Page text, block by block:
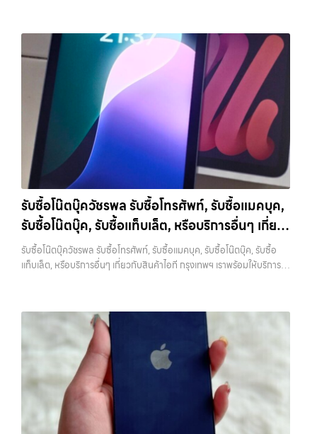
ถือ.com” เราเข้าใจดีว่าอุปกรณ์แต่ละชิ้นไม่ใช่แค่เครื่องใช้ไฟฟ้า แต่เป็น
ทรัพย์สินที่มีมูลค่า คุณอาจต้องการเปลี่ยนรุ่น หรือต้องการเงินด่วน เราจึง
มอบบริการประเมินสภาพเครื่อง ฟรี ปราบปรามความยุ่งยากทั้งหลาย โดย
เน้น โปร่งใส มั่นใจได้ และจ่ายเงินทันทีเมื่อตกลงซื้อขายสำเร็จ บริการของเรา
ครอบคลุมทั้ง iPhone สายใหม่-เก่า, Samsung ทุกรุ่น, iPad และแท็บเล็ต
ทุกแบรนด์ เรารับถึงแม้จะอยู่ในสภาพใช้งานแล้ว ตกแต่งแล้ว หรือมีรอยบ้าง
เพราะมูลค่าของเครื่องไม่ได้ขึ้นอยู่แค่ยี่ห้อ แต่ขึ้นอยู่กับสภาพจริง ความครบ
ชุด และความสะดวกในการขายของคุณ เราจึงตั้งใจให้บริการในเขต
ลาดพร้าว, รัชดา, บางรัก, แจ้งวัฒนะ, บางแค, วัชรพล, รามอินทรา, บางนา,
บางพลี, เกษตรนวมินทร์, เสนานิคม, วังหิน อย่างเต็มที่ ไม่ว่าคุณจะค้นหาคำ
ว่า “รับซื้อมือถือใกล้ฉัน”, “รับซื้อโทรศัพท์มือสองกรุงเทพ”, “ขาย iPad ได้
ราคา”, “รับซื้อแท็บเล็ต กรุงเทพถึงที่”, หรือ “รับซื้อ Samsung มือสอง
ราคาสูง” — ที่นี่คือคำตอบ เพราะบริการของเรามุ่งตรงให้คุณได้รับราคาและ
ความสะดวกสบายที่เหนือกว่า เลือกเราแล้วคุณจะได้บริการที่คุณไว้วางใจ
พร้อมทีมงานที่พร้อมอำนวยความสะดวก นัดรับถึงที่ ตรวจสภาพอย่างมือ
อาชีพ และจ่ายเงินทันที ทั้งหมดนี้เพื่อให้การขายอุปกรณ์ของคุณเป็นเรื่อง
ง่ายขึ้น ดีกว่า รวดเร็วกว่า และคุ้มค่ากว่า ทำไมต้องเลือกเรา ผู้เชี่ยวชาญด้าน
บางรัก, แจ้งวัฒนะ, บางแค, วัชรพล, รามอินทรา, รวมถึง บางนา, บางพลี,
เกษตรนวมินทร์, เสนานิคม, วังหินไม่ว่าคุณจะต้องการ รับซื้อโทรศัพท์, รับ
ซื้อแมคบุค, รับซื้อโน๊ตบุ๊ค, รับซื้อแท็บเล็ต, หรือบริการอื่นๆ เกี่ยวกับสินค้า
ไอที กรุงเทพฯ – เราพร้อมให้บริการครบวงจร บริการของเรา เราให้บริการ
แบบครบวงจรสำหรับลูกค้าที่ต้องการขายอุปกรณ์ไอที ไม่ว่าจะเป็น: รับซื้อไอ
โฟน…
วัชรพล รามอินทรา รับซื้อมือถือบางรัก — ผู้เชี่ยวชาญด้านการให้บริการ รับ
ซื้อมือถือ iPhone, Samsung, ไอแพด แท็บเล็ตทุกยี่ห้อ ในราคาสูง พร้อม
จ่ายเงินทันที รับซื้อมือถือบางรัก ผู้เชี่ยวชาญด้านการให้บริการ รับซื้อมือถือ
iPhone, Samsung, ไอแพด แท็บเล็ตทุกยี่ห้อ ในราคาสูง พร้อมจ่ายเงิน
ทันที บริการถึงพื้นที่… รับซื้อมือถือบางรัก บริการถึงพื้นที่ เขตลาดพร้าว,
รัชดา, บางรัก, แจ้งวัฒนะ, บางแค, วัชรพล, รามอินทรา — นัดรับสะดวกทุก
เขต ประสบการณ์เหนือระดับกับการ รับซื้อไอโฟน, รับซื้อไอแพด, รับซื้อมือ
ถือ ยินดีต้อนรับสู่ “รับซื้อขายมือถือ.com” เว็บไซต์ที่คุณไว้วางใจได้ สำหรับ
บริการ รับซื้อ มือถือ iPhone, Samsung, iPad, แท็บเล็ต ทุกยี่ห้อ ให้ราคา
สูง พร้อมจ่ายเงินทันที ครอบคลุมพื้นที่ ลาดพร้าว, รัชดา, บางรัก,
แจ้งวัฒนะ, บางแค, วัชรพล, รามอินทรา และเขตกรุงเทพฯ ใกล้ “ใกล้ ฉัน”
ที่สุด ในยุคที่สมาร์ทโฟน แท็บเล็ต และอุปกรณ์ไอทีใหม่ๆ เปลี่ยนรุ่นกันแทบ
ทุกช่วงเวลา อุปกรณ์ที่คุณใช้แล้วอาจกลายเป็นของที่ไม่ได้ใช้งานอยู่เฉยๆ
เว็บไซต์ของเราจึงเกิดขึ้นเพื่อเป็นทางเลือกให้คุณสามารถเปลี่ยนอุปกรณ์ที่
ไม่ใช้แล้วให้กลายเป็นเงินสดได้ทันที ด้วยบริการ รับซื้อไอโฟน, รับซื้อไอแพด,
รับซื้อมือถือ, รับซื้อโทรศัพท์, รับซื้อโน๊ตบุ๊ค, รับซื้อแท็บเล็ต, รับซื้อสินค้าไอที
กรุงเทพมหานคร อย่างครบวงจร ไม่ว่าคุณจะอยู่โซนเมืองหรือเขตชานเมือง
แค่เครื่องใช้ไฟฟ้า แต่เป็นทรัพย์สินที่มีมูลค่า คุณอาจต้องการเปลี่ยนรุ่น หรือ
ต้องการเงินด่วน เราจึงมอบบริการประเมินสภาพเครื่อง ฟรี ปราบปราม
ความยุ่งยากทั้งหลาย โดยเน้น โปร่งใส มั่นใจได้ และจ่ายเงินทันทีเมื่อตกลง
ซื้อขายสำเร็จ บริการของเราครอบคลุมทั้ง iPhone สายใหม่-เก่า,
Samsung ทุกรุ่น, iPad และแท็บเล็ตทุกแบรนด์ เรารับถึงแม้จะอยู่ในสภาพ
ใช้งานแล้ว ตกแต่งแล้ว หรือมีรอยบ้าง เพราะมูลค่าของเครื่องไม่ได้ขึ้นอยู่แค่
ยี่ห้อ แต่ขึ้นอยู่กับสภาพจริง ความครบชุด และความสะดวกในการขายของ
คุณ เราจึงตั้งใจให้บริการในเขต ลาดพร้าว, รัชดา, บางรัก, แจ้งวัฒนะ,
รับซื้อโน๊ตบุ๊ควัชรพล รับซื้อโทรศัพท์, รับซื้อแมคบุค,
รับซื้อโน๊ตบุ๊ค, รับซื้อแท็บเล็ต, หรือบริการอื่นๆ เกี่ยว
กับสินค้าไอที กรุงเทพฯ เราพร้อมให้บริการครบวงจร
รับซื้อโน๊ตบุ๊ควัชรพล รับซื้อโทรศัพท์, รับซื้อแมคบุค, รับซื้อโน๊ตบุ๊ค, รับซื้อ
แท็บเล็ต, หรือบริการอื่นๆ เกี่ยวกับสินค้าไอที กรุงเทพฯ เราพร้อมให้บริการ
บางแค วัชรพล รามอินทรา รับซื้อโน๊ตบุ๊ควัชรพล — รับซื้อโทรศัพท์, รับซื้อ
แมคบุค, รับซื้อโน๊ตบุ๊ค, รับซื้อแท็บเล็ต, หรือบริการอื่นๆ เกี่ยวกับสินค้าไอที
กรุงเทพฯ เราพร้อมให้บริการครบวงจร รับซื้อโน๊ตบุ๊ควัชรพล รับซื้อโทรศัพท์,
รับซื้อแมคบุค, รับซื้อโน๊ตบุ๊ค, รับซื้อแท็บเล็ต, หรือบริการอื่นๆ เกี่ยวกับสินค้า
ไอที กรุงเทพฯ… รับซื้อโน๊ตบุ๊ควัชรพล ขายอุปกรณ์ไอทีแล้วอยากได้เงิน
ด่วน? ติดต่อเราเลย! การันตีราคาดี รับเงินทันใจ ประสบการณ์เหนือระดับ
กับการ รับซื้อไอโฟน, รับซื้อไอแพด, รับซื้อมือถือ ยินดีต้อนรับสู่ “รับซื้อขาย
มือถือ.com” เว็บไซต์ที่คุณไว้วางใจได้ สำหรับบริการ รับซื้อ มือถือ iPhone,
Samsung, iPad, แท็บเล็ต ทุกยี่ห้อ ให้ราคาสูง พร้อมจ่ายเงินทันที